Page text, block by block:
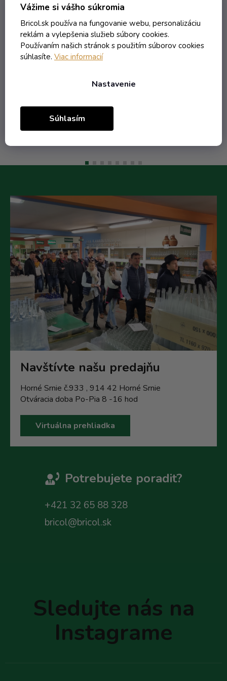
Vážime si vášho súkromia
Bricol.sk používa na fungovanie webu, personalizáciu
reklám a vylepšenia služieb súbory cookies.
Používaním našich stránok s použitím súborov cookies
súhlasíte. Viac informacií
Nastavenie
Súhlasím
bezfarebná + obtisk tetrov
Skladom
2,15 € vrátane DPH
2,26 € (-23%)
Navštívte našu predajňu
Horné Srnie č.933 , 914 42 Horné Srnie
Otváracia doba Po-Pia 8 -16 hod
Virtuálna prehliadka
Potrebujete poradit?
+421 32 65 88 328
bricol@bricol.sk
Sledujte nás na
Instagrame